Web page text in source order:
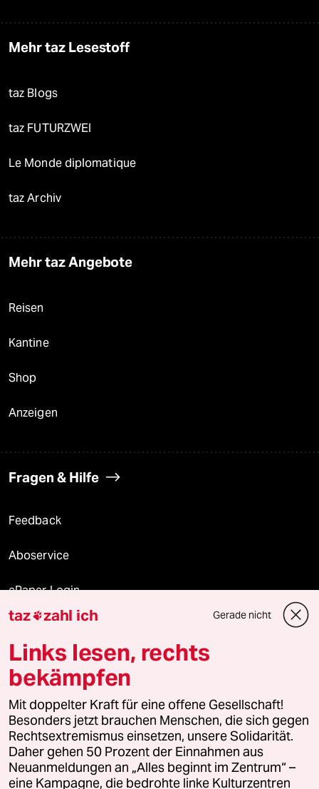
Mehr taz Lesestoff
taz Blogs
taz FUTURZWEI
Le Monde diplomatique
taz Archiv
Mehr taz Angebote
Reisen
Kantine
Shop
Anzeigen
Fragen & Hilfe
Feedback
Aboservice
ePaper Login
Downloads für Abonnierende
© 2026 taz Verlags und Vertriebs GmbH
Alle Rechte vorbehalten. Bei rechtlichen Fragen oder für Genehmigungen
wenden Sie sich bitte an lizenzen@taz.de
Feedback Redaktionsstatut Kommune-Richtlinien
taz zahl ich Gerade nicht
Links lesen, rechts
bekämpfen
Mit doppelter Kraft für eine offene Gesellschaft!
Besonders jetzt brauchen Menschen, die sich gegen
Rechtsextremismus einsetzen, unsere Solidarität.
Daher gehen 50 Prozent der Einnahmen aus
Neuanmeldungen an „Alles beginnt im Zentrum“ –
eine Kampagne, die bedrohte linke Kulturzentren